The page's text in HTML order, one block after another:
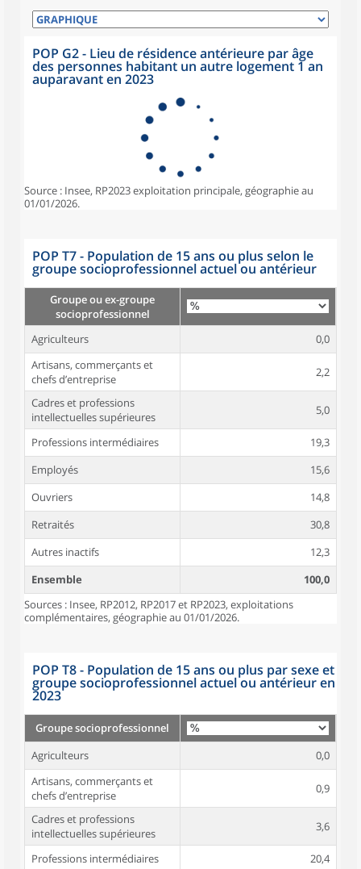
POP G2 - Lieu de résidence antérieure par âge
des personnes habitant un autre logement 1 an
auparavant en 2023
Source : Insee, RP2023 exploitation principale, géographie au
01/01/2026.
POP T7 - Population de 15 ans ou plus selon le
groupe socioprofessionnel actuel ou antérieur
Groupe ou ex-groupe
socioprofessionnel
Agriculteurs
0,0
Artisans, commerçants et
chefs d’entreprise
2,2
Cadres et professions
intellectuelles supérieures
5,0
Professions intermédiaires
19,3
Employés
15,6
Ouvriers
14,8
Retraités
30,8
Autres inactifs
12,3
Ensemble
100,0
Sources : Insee, RP2012, RP2017 et RP2023, exploitations
complémentaires, géographie au 01/01/2026.
POP T8 - Population de 15 ans ou plus par sexe et
groupe socioprofessionnel actuel ou antérieur en
2023
Groupe socioprofessionnel
Agriculteurs
0,0
Artisans, commerçants et
chefs d’entreprise
0,9
Cadres et professions
intellectuelles supérieures
3,6
Professions intermédiaires
20,4